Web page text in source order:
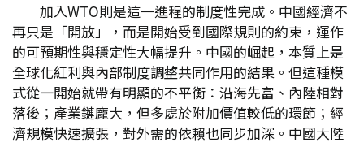
加入WTO則是這一進程的制度性完成。中國經濟不
再只是「開放」，而是開始受到國際規則的約束，運作
的可預期性與穩定性大幅提升。中國的崛起，本質上是
全球化紅利與內部制度調整共同作用的結果。但這種模
式從一開始就帶有明顯的不平衡：沿海先富、內陸相對
落後；產業鏈龐大，但多處於附加價值較低的環節；經
濟規模快速擴張，對外需的依賴也同步加深。中國大陸